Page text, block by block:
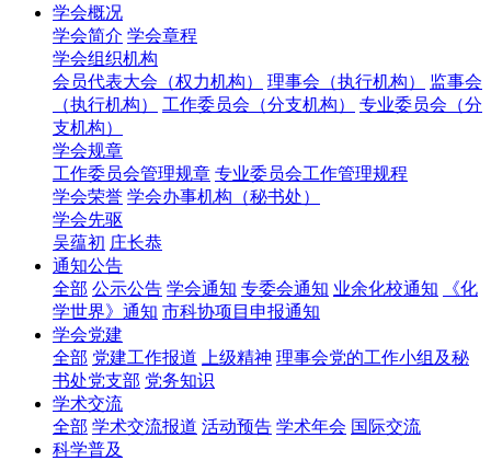
学会概况
学会简介 学会章程
学会组织机构
会员代表大会（权力机构）
理事会（执行机构）
监事会
（执行机构）
工作委员会（分支机构）
专业委员会（分
支机构）
学会规章
工作委员会管理规章 专业委员会工作管理规程
学会荣誉 学会办事机构（秘书处）
学会先驱
吴蕴初 庄长恭
通知公告
全部 公示公告 学会通知 专委会通知 业余化校通知
《化
学世界》通知 市科协项目申报通知
学会党建
全部 党建工作报道 上级精神 理事会党的工作小组及秘
书处党支部 党务知识
学术交流
全部 学术交流报道 活动预告 学术年会 国际交流
科学普及